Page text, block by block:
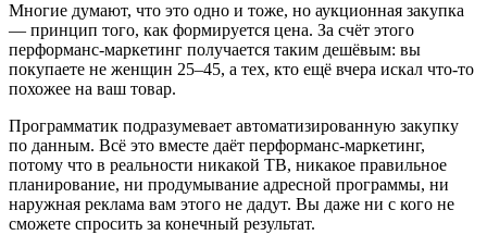
Многие думают, что это одно и тоже, но аукционная закупка
— принцип того, как формируется цена. За счёт этого
перформанс-маркетинг получается таким дешёвым: вы
покупаете не женщин 25–45, а тех, кто ещё вчера искал что-то
похожее на ваш товар.
Программатик подразумевает автоматизированную закупку
по данным. Всё это вместе даёт перформанс-маркетинг,
потому что в реальности никакой ТВ, никакое правильное
планирование, ни продумывание адресной программы, ни
наружная реклама вам этого не дадут. Вы даже ни с кого не
сможете спросить за конечный результат.